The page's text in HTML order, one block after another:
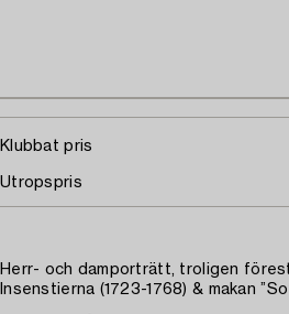
Klubbat pris
Utropspris
Herr- och damporträtt, troligen
Insenstierna (1723-1768) & makan